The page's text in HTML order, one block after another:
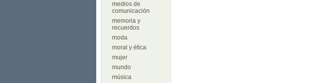
medios de
comunicación
memoria y
recuerdos
moda
moral y ética
mujer
mundo
música